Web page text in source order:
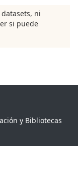
ni
si puede
y Bibliotecas